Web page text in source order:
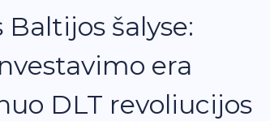
šalyse:
era
DLT revoliucijos